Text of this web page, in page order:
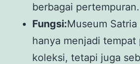
berbagai pertempuran.
Fungsi:Museum
hanya menjadi tempat
koleksi, tetapi juga